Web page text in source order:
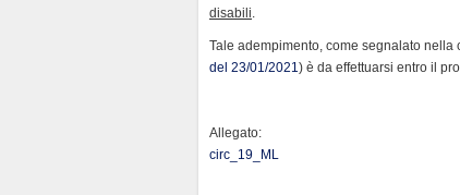
disabili
Tale adempimento, come segnalato nella
del 23/01/2021 ) è da effettuarsi entro il
Allegato:
circ_19_ML